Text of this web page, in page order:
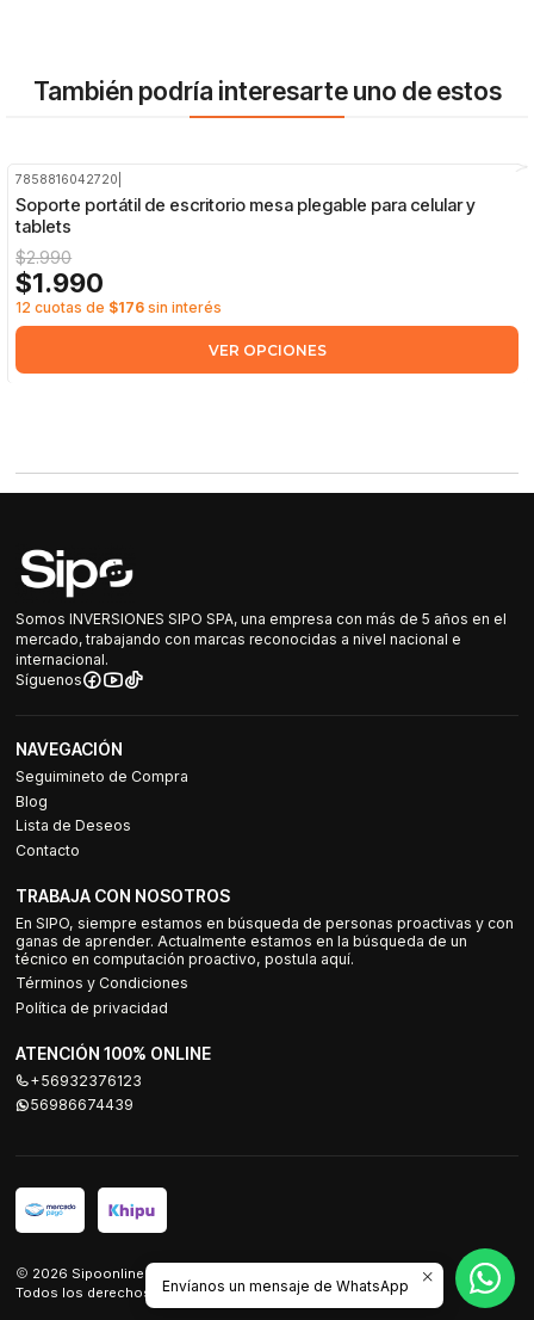
También podría interesarte uno de estos
7858816042720
Soporte portátil de escritorio mesa plegable para celular y
tablets
$2.990
$1.990
12 cuotas de $176 sin interés
VER OPCIONES
Somos INVERSIONES SIPO SPA, una empresa con más de 5 años en el
mercado, trabajando con marcas reconocidas a nivel nacional e
internacional.
Síguenos
NAVEGACIÓN
Seguimineto de Compra
Blog
Lista de Deseos
Contacto
TRABAJA CON NOSOTROS
En SIPO, siempre estamos en búsqueda de personas proactivas y con
ganas de aprender. Actualmente estamos en la búsqueda de un
técnico en computación proactivo, postula aquí.
Términos y Condiciones
Política de privacidad
ATENCIÓN 100% ONLINE
+56932376123
56986674439
2026 Sipoonline.
Todos los derechos reservados.Desarrollado por Jumpseller
Envíanos un mensaje de WhatsApp